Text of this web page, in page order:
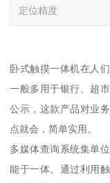
定位精度
卧式触摸一体机在人
一般多用于银行、超
公示，这款产品对业
点就会，简单实用。
多媒体查询系统集单
能于一体。通过利用